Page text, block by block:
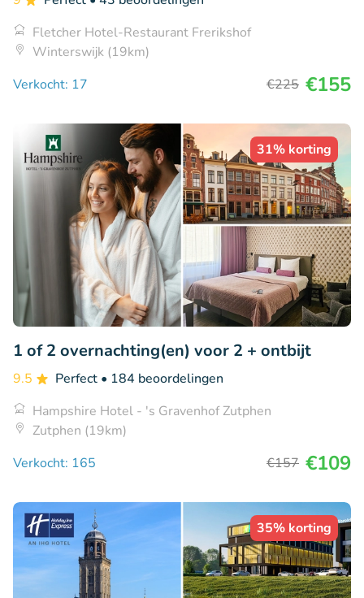
Fletcher Hotel-Restaurant Frerikshof
Winterswijk (19km)
Verkocht: 17
€225 €155
31% korting
1 of 2 overnachting(en) voor 2 + ontbijt
9.5 Perfect • 184 beoordelingen
Hampshire Hotel - 's Gravenhof Zutphen
Zutphen (19km)
Verkocht: 165
€157 €109
35% korting